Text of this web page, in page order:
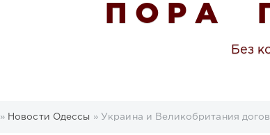
П О Р А Г
Без
» Новости Одессы » Украина и Великобритания